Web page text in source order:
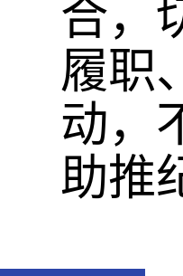
合，
履职
动，
助推